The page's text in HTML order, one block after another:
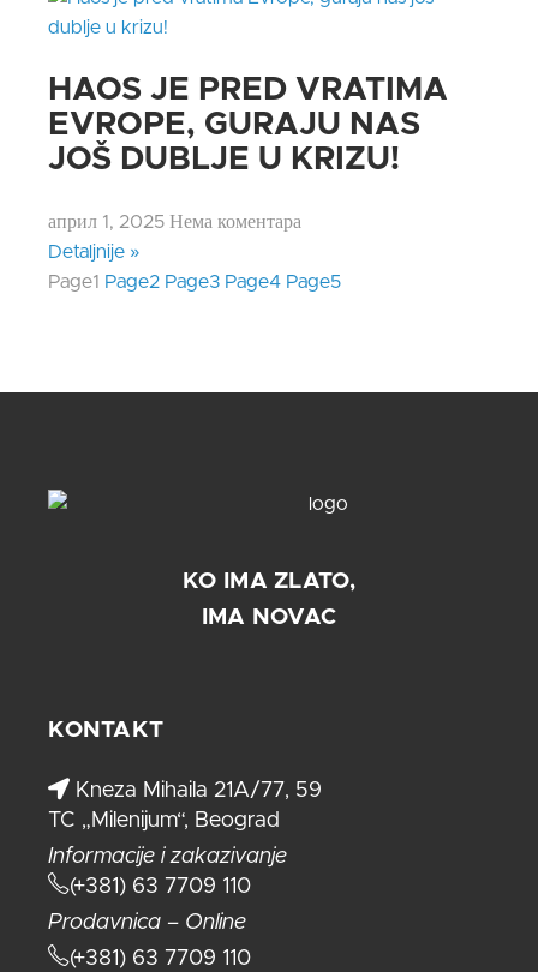
HAOS JE PRED VRATIMA
EVROPE, GURAJU NAS
JOŠ DUBLJE U KRIZU!
април 1, 2025Нема коментара
Detaljnije »
Page1 Page2 Page3 Page4 Page5
KO IMA ZLATO,
IMA NOVAC
KONTAKT
Kneza Mihaila 21A/77, 59
TC „Milenijum“, Beograd
Informacije i zakazivanje
(+381) 63 7709 110
Prodavnica – Online
(+381) 63 7709 110